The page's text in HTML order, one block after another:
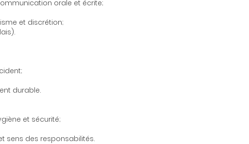
orale et écrite;
et discrétion;
durable.
et sécurité;
sens des responsabilités.